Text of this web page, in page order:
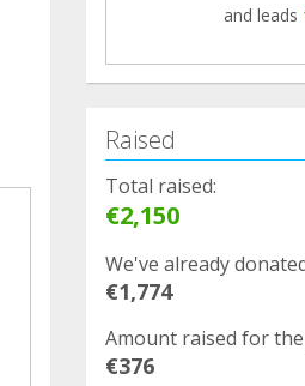
and leads
Raised
Total raised:
€2,150
We've already
€1,774
Amount raised for
€376